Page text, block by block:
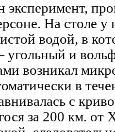
эксперимент,
На столе у
водой, в
угольный и
возникал
в
с
за 200 км. от